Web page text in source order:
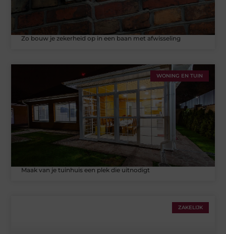
Zo bouw je zekerheid op in een baan met afwisseling
WONING EN TUIN
Maak van je tuinhuis een plek die uitnodigt
ZAKELIJK